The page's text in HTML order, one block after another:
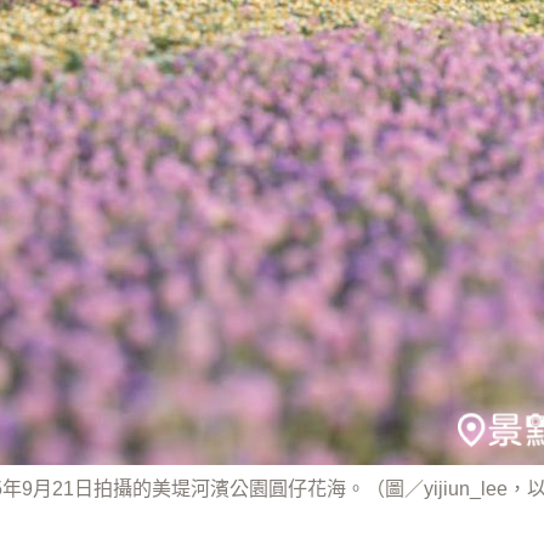
9月21日拍攝的美堤河濱公園圓仔花海。（圖／yijiun_lee，